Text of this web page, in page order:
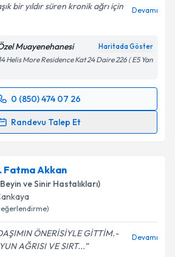
ve kişisel verilerimin belirtilen
işlenmesini kabul ediyorum.
Talebini Gönder
bir yıldır süren kronik ağrı için
Devamı
Muayenehanesi Haritada Göster
Helis More Residence Kat 24 Daire 226 ( E5 Yan
0 (850) 474 07 26
Randevu Talep Et
Talebi
e-posta ile bilgilendireceğiz.
Fatma Akkan
ve Sinir Hastalıkları)
ÖNERİSİYLE GİTTİM.-
AĞRISI VE SIRT...
Devamı